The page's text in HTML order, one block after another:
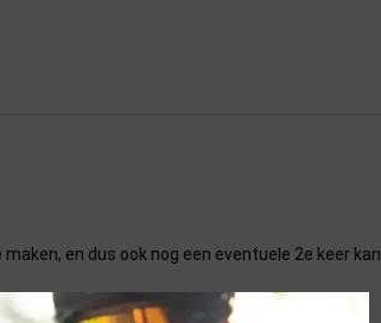
en dus ook nog een eventuele 2e keer kan